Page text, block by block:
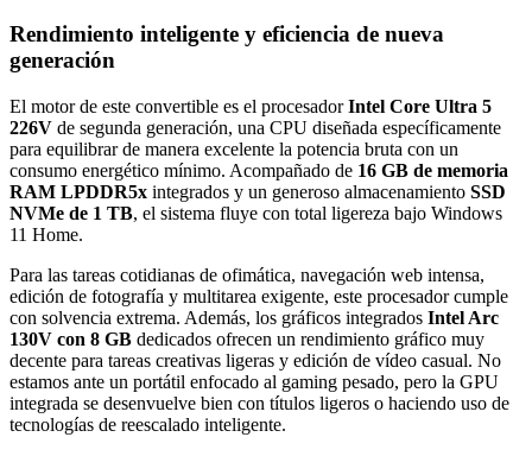
Rendimiento inteligente y eficiencia de nueva
generación
El motor de este convertible es el procesadorIntel Core Ultra 5
226V de segunda generación, una CPU diseñada específicamente
para equilibrar de manera excelente la potencia bruta con un
consumo energético mínimo. Acompañado de 16 GB de memoria
RAM LPDDR5x integrados y un generoso almacenamiento SSD
NVMe de 1 TB, el sistema fluye con total ligereza bajo Windows
11 Home.
Para las tareas cotidianas de ofimática, navegación web intensa,
edición de fotografía y multitarea exigente, este procesador cumple
con solvencia extrema. Además, los gráficos integrados Intel Arc
130V con 8 GB dedicados ofrecen un rendimiento gráfico muy
decente para tareas creativas ligeras y edición de vídeo casual. No
estamos ante un portátil enfocado al gaming pesado, pero la GPU
integrada se desenvuelve bien con títulos ligeros o haciendo uso de
tecnologías de reescalado inteligente.